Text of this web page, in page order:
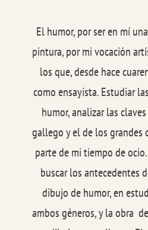
El humor, por ser en mí
pintura, por mi vocación
los que, desde hace
como ensayista. Estudiar
humor, analizar las
gallego y el de los grandes
parte de mi tiempo de
buscar los antecedentes
dibujo de humor, en
ambos géneros, y la obra